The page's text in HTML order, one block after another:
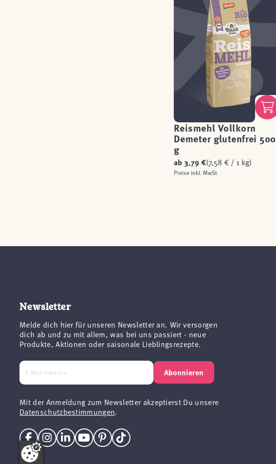
Reismehl Vollkorn
Demeter glutenfrei 500
g
ab3,79 €(7,58 € / 1 kg)
Preise inkl. MwSt.
Newsletter
Melde dich hier für unseren Newsletter an. Wir versorgen
dich ab und zu mit allem, was bei uns passiert - neue
Produkte, Aktionen oder saisonale Lieblingsrezepte.
Abonnieren
Mit der Anmeldung zum Newsletter akzeptierst Du unsere
Datenschutzbestimmungen.